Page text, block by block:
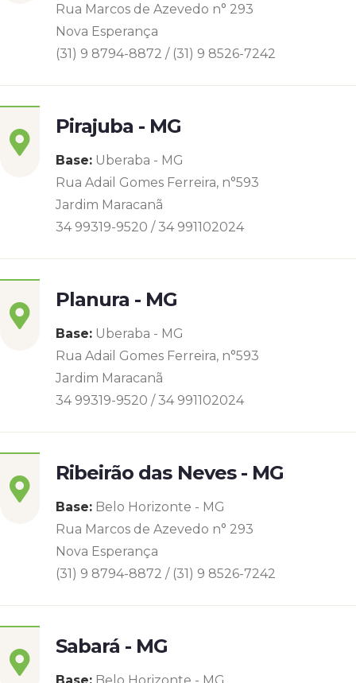
Rua Marcos de Azevedo n° 293
Nova Esperança
(31) 9 8794-8872 / (31) 9 8526-7242
Pirajuba - MG
Base: Uberaba - MG
Rua Adail Gomes Ferreira, n°593
Jardim Maracanã
34 99319-9520 / 34 991102024
Planura - MG
Base: Uberaba - MG
Rua Adail Gomes Ferreira, n°593
Jardim Maracanã
34 99319-9520 / 34 991102024
Ribeirão das Neves - MG
Base: Belo Horizonte - MG
Rua Marcos de Azevedo n° 293
Nova Esperança
(31) 9 8794-8872 / (31) 9 8526-7242
Sabará - MG